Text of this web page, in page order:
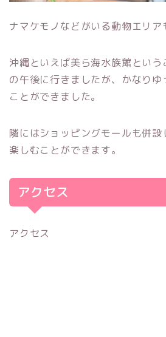
ナマケモノなどがいる動物エリア
沖縄といえば美ら海水族館という
の午後に行きましたが、かなりゆ
ことができました。
隣にはショッピングモールも併設
楽しむことができます。
アクセス
アクセス